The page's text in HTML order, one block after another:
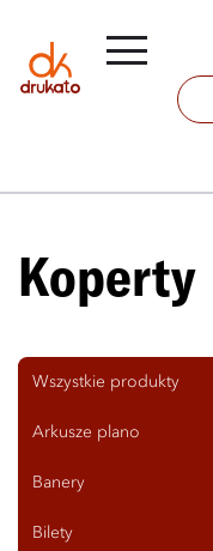
AA
B
Rozwiń
Koperty
Wszystkie produkty
Arkusze plano
Banery
Bilety